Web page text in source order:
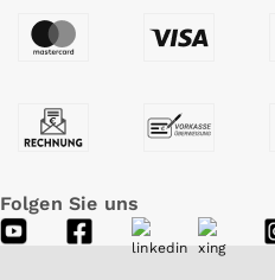
Folgen Sie uns